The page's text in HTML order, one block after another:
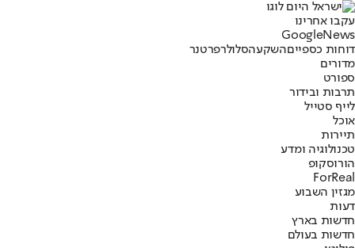
עקבו אחרינו
Googl eNews
דוחות כספייםהשקעהסלולרפרטנר
מדורים
ספורט
תרבות ובידור
לייף סטייל
אוכל
תיירות
טכנולוגיה ומדע
הורוסקופ
ForReal
מגזין השבוע
דעות
חדשות בארץ
חדשות בעולם